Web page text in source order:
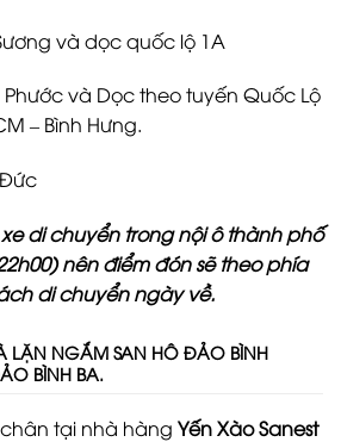
và dọc quốc lộ 1A
Phước và Dọc theo tuyến Quốc Lộ
– Bình Hưng.
di chuyển trong nội ô thành phố
nên điểm đón sẽ theo phía
di chuyển ngày về.
LẶN NGẮM SAN HÔ ĐẢO BÌNH
BÌNH BA.
tại nhà hàng Yến Xào Sanest